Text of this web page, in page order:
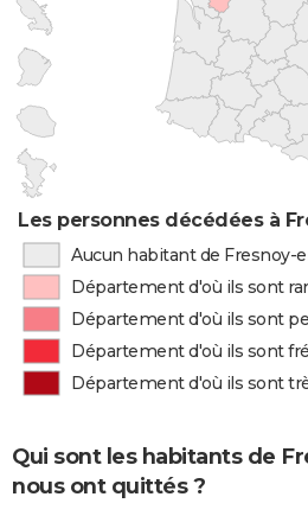
Les personnes décédées à
Aucun habitant de Fresnoy-
Département d'où ils sont
Département d'où ils sont
Département d'où ils sont
Département d'où ils sont
Qui sont les habitants de
nous ont quittés ?